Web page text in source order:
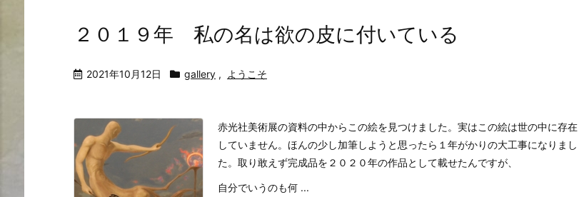
２０１９年 私の名は欲の皮に付いている
2021年10月12日 gallery , ようこそ
赤光社美術展の資料の中からこの絵を見つけました。実はこの絵は世の中に存在
していません。ほんの少し加筆しようと思ったら１年がかりの大工事になりまし
た。取り敢えず完成品を２０２０年の作品として載せたんですが、
自分でいうのも何 ...